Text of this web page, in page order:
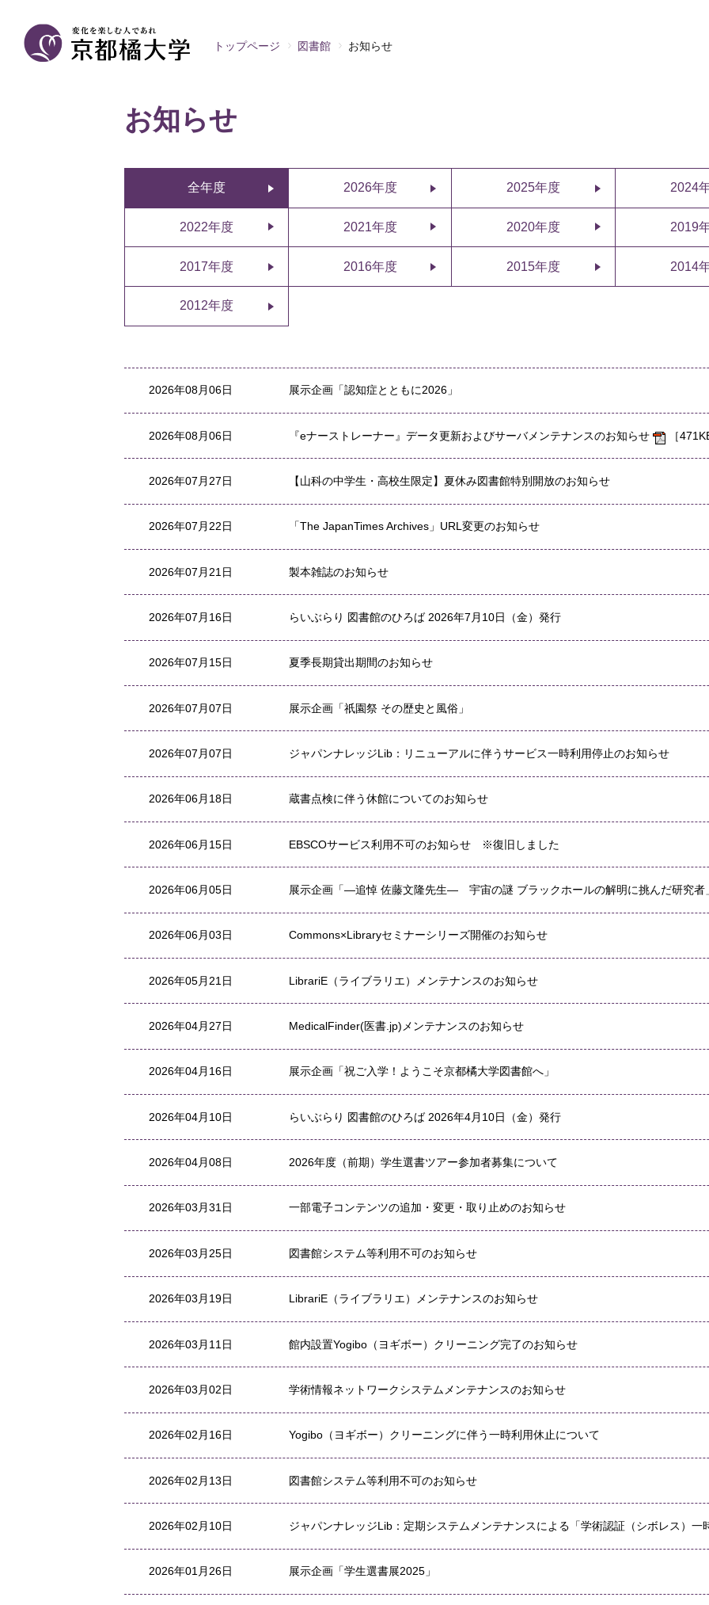
トップページ 図書館 お知らせ
お知らせ
全年度 2026年度 2025年度 2024
2022年度 2021年度 2020年度 2019
2017年度 2016年度 2015年度 2014
2012年度
2026年08月06日 展示企画「認知症とともに2026」
2026年08月06日 『eナーストレーナー』データ更新およびサーバメンテナンスのお知らせ ［
2026年07月27日 【山科の中学生・高校生限定】夏休み図書館特別開放のお知らせ
2026年07月22日 「The JapanTimes Archives」URL変更のお知らせ
2026年07月21日 製本雑誌のお知らせ
2026年07月16日 らいぶらり 図書館のひろば 2026年7月10日（金）発行
2026年07月15日 夏季長期貸出期間のお知らせ
2026年07月07日 展示企画「祇園祭 その歴史と風俗」
2026年07月07日 ジャパンナレッジLib：リニューアルに伴うサービス一時利用停止のお知らせ
2026年06月18日 蔵書点検に伴う休館についてのお知らせ
2026年06月15日 EBSCOサービス利用不可のお知らせ ※復旧しました
2026年06月05日 展示企画「―追悼 佐藤文隆先生― 宇宙の謎 ブラックホールの解明に挑んだ研究者
2026年06月03日 Commons×Libraryセミナーシリーズ開催のお知らせ
2026年05月21日 LibrariE（ライブラリエ）メンテナンスのお知らせ
2026年04月27日 MedicalFinder(医書.jp)メンテナンスのお知らせ
2026年04月16日 展示企画「祝ご入学！ようこそ京都橘大学図書館へ」
2026年04月10日 らいぶらり 図書館のひろば 2026年4月10日（金）発行
2026年04月08日 2026年度（前期）学生選書ツアー参加者募集について
2026年03月31日 一部電子コンテンツの追加・変更・取り止めのお知らせ
2026年03月25日 図書館システム等利用不可のお知らせ
2026年03月19日 LibrariE（ライブラリエ）メンテナンスのお知らせ
2026年03月11日 館内設置Yogibo（ヨギボー）クリーニング完了のお知らせ
2026年03月02日 学術情報ネットワークシステムメンテナンスのお知らせ
2026年02月16日 Yogibo（ヨギボー）クリーニングに伴う一時利用休止について
2026年02月13日 図書館システム等利用不可のお知らせ
2026年02月10日 ジャパンナレッジLib：定期システムメンテナンスによる「学術認証（シボレス）一
2026年01月26日 展示企画「学生選書展2025」